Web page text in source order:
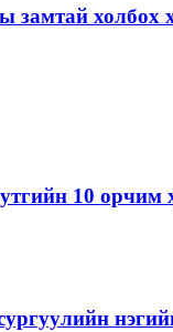
холбох
10